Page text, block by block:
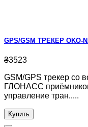
GPS/GSM ТРЕКЕР OKO-
₴3523
GSM/GPS трекер со
ГЛОНАСС
управление тран.....
Купить